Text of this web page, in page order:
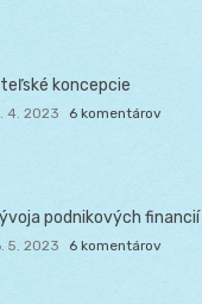
koncepcie
4. 2023 6 komentárov
podnikových financií
5. 2023 6 komentárov